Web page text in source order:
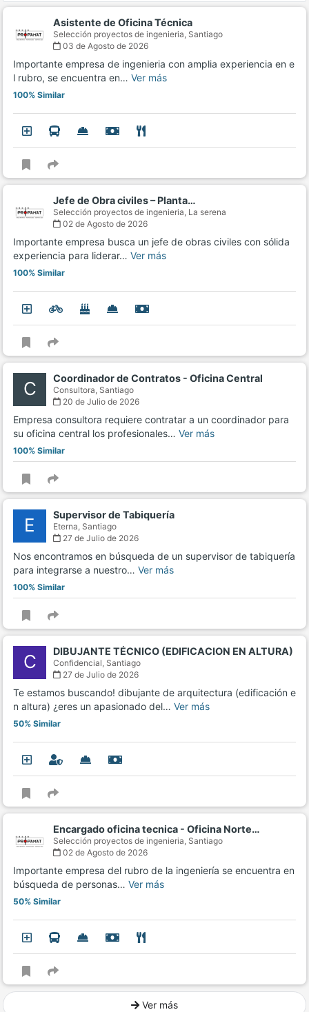
Asistente de Oficina Técnica
Selección proyectos de ingenieria, Santiago
03 de Agosto de 2026
Importante empresa de ingenieria con amplia experiencia en e
l rubro, se encuentra en… Ver más
100% Similar
Jefe de Obra civiles – Planta…
Selección proyectos de ingenieria, La serena
02 de Agosto de 2026
Importante empresa busca un jefe de obras civiles con sólida
experiencia para liderar… Ver más
100% Similar
C Coordinador de Contratos - Oficina Central
Consultora, Santiago
20 de Julio de 2026
Empresa consultora requiere contratar a un coordinador para
su oficina central los profesionales… Ver más
100% Similar
E Supervisor de Tabiquería
Eterna, Santiago
27 de Julio de 2026
Nos encontramos en búsqueda de un supervisor de tabiquería
para integrarse a nuestro… Ver más
100% Similar
C DIBUJANTE TÉCNICO (EDIFICACION EN ALTURA)
Confidencial, Santiago
27 de Julio de 2026
Te estamos buscando! dibujante de arquitectura (edificación e
n altura) ¿eres un apasionado del… Ver más
50% Similar
Encargado oficina tecnica - Oficina Norte…
Selección proyectos de ingenieria, Santiago
02 de Agosto de 2026
Importante empresa del rubro de la ingeniería se encuentra en
búsqueda de personas… Ver más
50% Similar
Ver más